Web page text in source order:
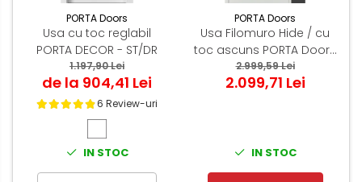
PORTA Doors
Usa cu toc reglabil
PORTA DECOR - ST/DR
1.197,90 Lei
de la 904,41 Lei
6 Review-uri
IN STOC
PORTA Doors
Usa Filomuro Hide / cu
toc ascuns PORTA Doors
Alb - miez PAL Tubular
2.999,59 Lei
2.099,71 Lei
IN STOC